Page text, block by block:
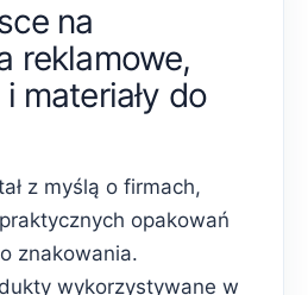
na
reklamowe,
materiały do
z myślą o firmach,
opakowań
znakowania.
wykorzystywane w